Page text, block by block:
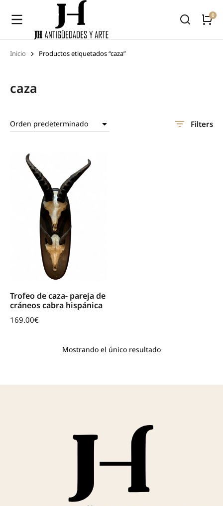
Estás aquí:
Inicio Productos etiquetados “caza”
caza
Filters
Trofeo de caza- pareja de
cráneos cabra hispánica
169.00€
Mostrando el único resultado